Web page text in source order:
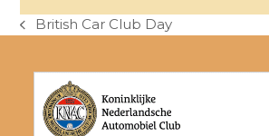
previous
British Car Club Day